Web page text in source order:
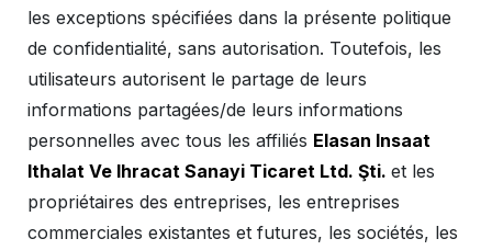
les exceptions spécifiées dans la présente politique
de confidentialité, sans autorisation. Toutefois, les
utilisateurs autorisent le partage de leurs
informations partagées/de leurs informations
personnelles avec tous les affiliés Elasan Insaat
Ithalat Ve Ihracat Sanayi Ticaret Ltd. Şti. et les
propriétaires des entreprises, les entreprises
commerciales existantes et futures, les sociétés, les